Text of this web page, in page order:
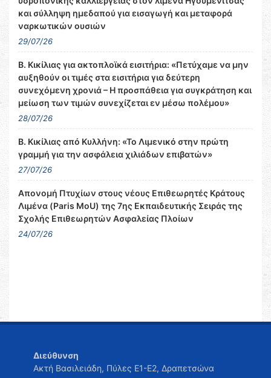
και σύλληψη ημεδαπού για εισαγωγή και μεταφορά
ναρκωτικών ουσιών
29/07/26
Β. Κικίλιας για ακτοπλοϊκά εισιτήρια: «Πετύχαμε να μην
αυξηθούν οι τιμές στα εισιτήρια για δεύτερη
συνεχόμενη χρονιά – Η προσπάθεια για συγκράτηση και
μείωση των τιμών συνεχίζεται εν μέσω πολέμου»
28/07/26
Β. Κικίλιας από Κυλλήνη: «Το Λιμενικό στην πρώτη
γραμμή για την ασφάλεια χιλιάδων επιβατών»
27/07/26
Απονομή Πτυχίων στους νέους Επιθεωρητές Κράτους
Λιμένα (Paris MoU) της 7ης Εκπαιδευτικής Σειράς της
Σχολής Επιθεωρητών Ασφαλείας Πλοίων
24/07/26
Διεύθυνση
Ακτή Βασιλειάδη, Πύλες Ε1-Ε2, Δραπετσώνα